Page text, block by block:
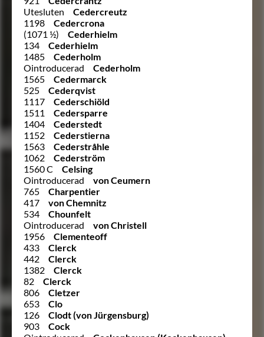
Utesluten
Cedercreutz
1198
Cedercrona
(1071 ½)
Cederhielm
134
Cederhielm
1485
Cederholm
Ointroducerad
Cederholm
1565
Cedermarck
525
Cederqvist
1117
Cederschiöld
1511
Cedersparre
1404
Cederstedt
1152
Cederstierna
1563
Cederstråhle
1062
Cederström
1560 C
Celsing
Ointroducerad
von Ceumern
765
Charpentier
417
von Chemnitz
534
Chounfelt
Ointroducerad
von Christell
1956
Clementeoff
433
Clerck
442
Clerck
1382
Clerck
82
Clerck
806
Cletzer
653
Clo
126
Clodt (von Jürgensburg)
903
Cock